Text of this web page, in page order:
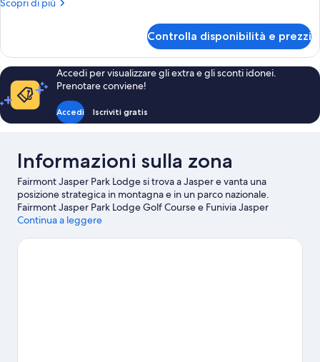
Scopri di più
1
letto
king
Bedroom)
Controlla disponibilità e prezzi
Accedi per visualizzare gli extra e gli sconti idonei.
Prenotare conviene!
Accedi Iscriviti gratis
Informazioni sulla zona
Fairmont Jasper Park Lodge si trova a Jasper e vanta una
posizione strategica in montagna e in un parco nazionale.
Fairmont Jasper Park Lodge Golf Course e Funivia Jasper
SkyTram sono due tappe fondamentali per chi ama le attività. A
sono Maligne Canyon e Patricia Lake. Pyramid Lake e Sunwapta
Continua a leggere